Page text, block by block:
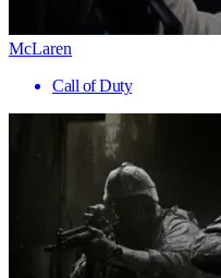
McLaren
Call of Duty